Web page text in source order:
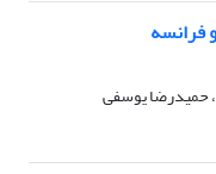
فرانسه
حمیدرضا یوسفی